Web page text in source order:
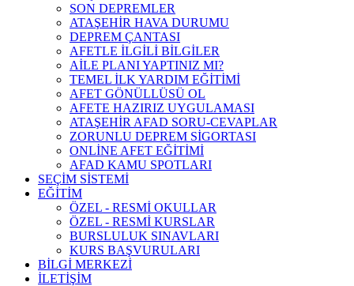
SON DEPREMLER
ATAŞEHİR HAVA DURUMU
DEPREM ÇANTASI
AFETLE İLGİLİ BİLGİLER
AİLE PLANI YAPTINIZ MI?
TEMEL İLK YARDIM EĞİTİMİ
AFET GÖNÜLLÜSÜ OL
AFETE HAZIRIZ UYGULAMASI
ATAŞEHİR AFAD SORU-CEVAPLAR
ZORUNLU DEPREM SİGORTASI
ONLİNE AFET EĞİTİMİ
AFAD KAMU SPOTLARI
SEÇİM SİSTEMİ
EĞİTİM
ÖZEL - RESMİ OKULLAR
ÖZEL - RESMİ KURSLAR
BURSLULUK SINAVLARI
KURS BAŞVURULARI
BİLGİ MERKEZİ
İLETİŞİM